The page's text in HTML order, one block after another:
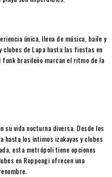
única, llena de música, baile y
clubes de Lapa hasta las fiestas en
funk brasileño marcan el ritmo de la
su vida nocturna diversa. Desde los
hasta los íntimos izakayas y clubes
esta metrópoli tiene opciones
en Roppongi ofrecen una